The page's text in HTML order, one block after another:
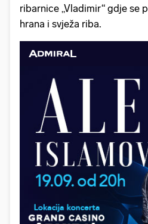
ribarnice „Vladimir“ gdje se
hrana i svježa riba.